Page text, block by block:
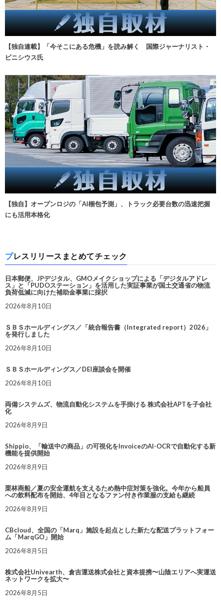
【独自連載】「今そこにある危機」を読み解く 国際ジャーナリスト・
ビニシウス氏
【独自】オープンロジの「AI梱包予測」、トラック必要台数の迅速把握
にも活用本格化
プレスリリースまとめてチェック
日本郵便、JPデジタル、GMOメイクショップによる「デジタルアドレ
ス」と「PUDOステーション」を活用した実証事業が国土交通省の物流
負荷低減に向けた補助金事業に採択
2026年8月10日
ＳＢＳホールディングス／「統合報告書（Integrated report）2026」
を発行しました
2026年8月10日
ＳＢＳホールディングス／DEI座談会を開催
2026年8月10日
両備システムズ、物流自動化システムを手掛ける 株式会社APTを子会社
化
2026年8月9日
Shippio、「輸送中の商品」の可視化をInvoiceのAI-OCRで自動化する新
機能を提供開始
2026年8月9日
栗林商船／夏の安全運航を支えるため熱中症対策を強化。今年から船員
への飲料配布を開始、4年目となるファン付き作業服の支給も継続
2026年8月9日
CBcloud、全国の「Marq」施設を起点とした新たな配送プラットフォー
ム「MarqGO」開始
2026年8月5日
株式会社Univearth、倉吉運送株式会社と資本提携〜山陰エリアへ実運送
ネットワークを拡大〜
2026年8月5日